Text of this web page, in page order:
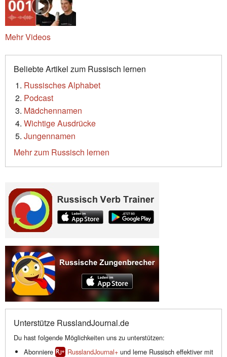
Mehr Videos
Beliebte Artikel zum Russisch lernen
Russisches Alphabet
Podcast
Mädchennamen
Wichtige Ausdrücke
Jungennamen
Mehr zum Russisch lernen
Unterstütze RusslandJournal.de
Du hast folgende Möglichkeiten uns zu unterstützen:
Abonniere
RusslandJournal+ und lerne Russisch effektiver mit